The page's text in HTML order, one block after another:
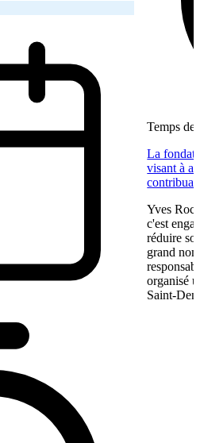
Temps de
La
visant à
Yves
c'est
réduire
grand
organisé
Saint-